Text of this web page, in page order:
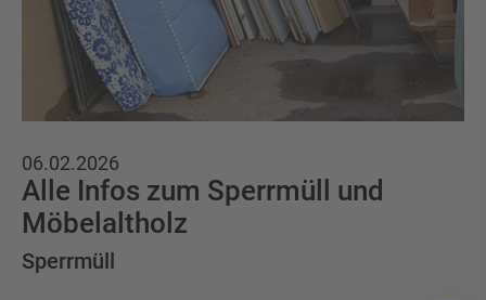
Wertstofftonne
Altglas
Schadens-/Verlustmeldung
Windelzuschuss
Behältergrössen
Private Entsorgungsunternehmen
Mitarbeiter
Kontakt
Häufige Fragen
06.02.2026
Alle Infos zum Sperrmüll und
Möbelaltholz
Sperrmüll